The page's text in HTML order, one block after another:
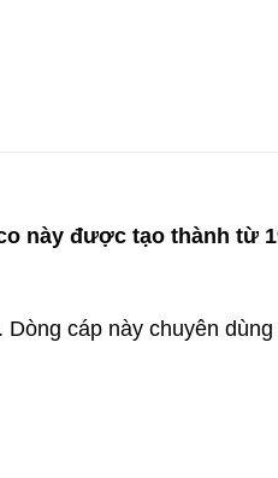
này được tạo thành từ
cáp này chuyên